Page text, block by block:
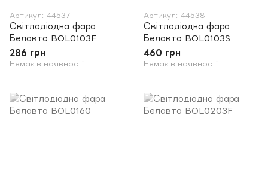
Артикул: 44537
Світлодіодна фара
Белавто BOL0103F
286 грн
Немає в наявності
Артикул: 44538
Світлодіодна фара
Белавто BOL0103S
460 грн
Немає в наявності